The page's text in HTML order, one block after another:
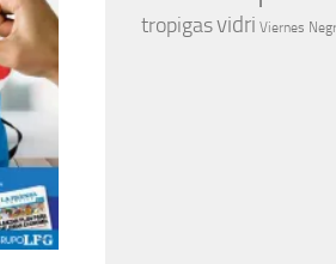
tropigasvidri Viernes